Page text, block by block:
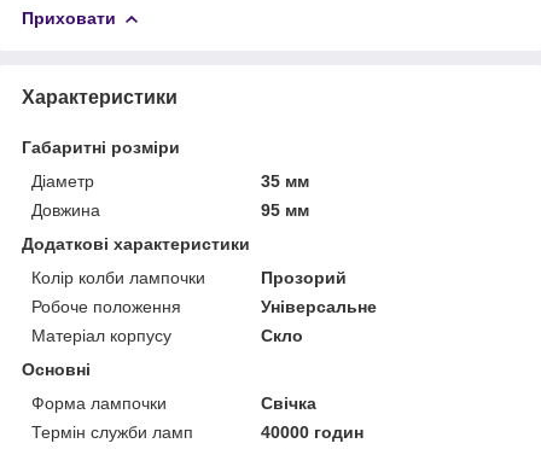
Приховати
Характеристики
Габаритні розміри
Діаметр
35 мм
Довжина
95 мм
Додаткові характеристики
Колір колби лампочки
Прозорий
Робоче положення
Універсальне
Матеріал корпусу
Скло
Основні
Форма лампочки
Свічка
Термін служби ламп
40000 годин